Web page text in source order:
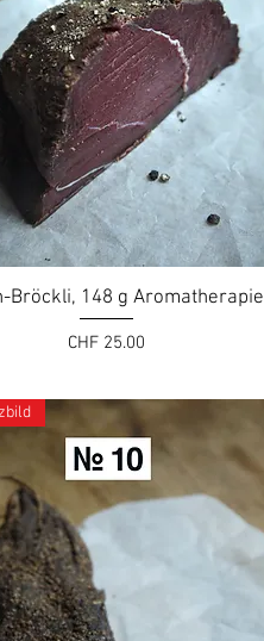
Bröckli, 148 g Aromatherapie
Preis
CHF 25.00